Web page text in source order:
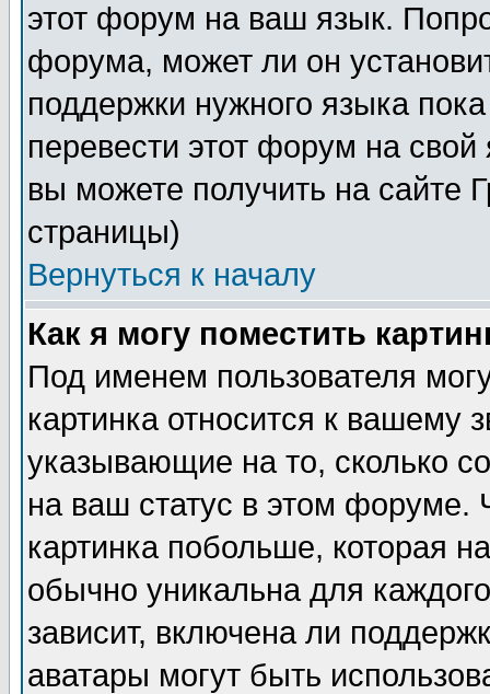
этот форум на ваш язык.
форума, может ли он
поддержки нужного языка
перевести этот форум на
вы можете получить на сайте
страницы)
Вернуться к началу
Как я могу поместить
Под именем пользователя
картинка относится к вашему
указывающие на то, сколько
на ваш статус в этом форуме.
картинка побольше, которая
обычно уникальна для
зависит, включена ли
аватары могут быть